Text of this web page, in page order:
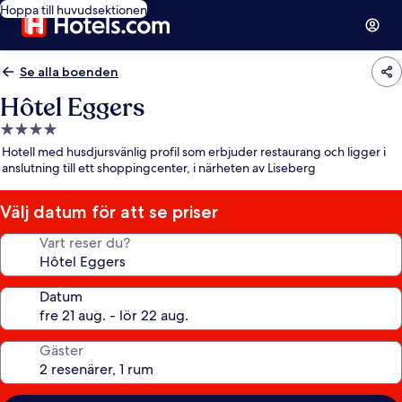
Hoppa till huvudsektionen
Se alla boenden
Hôtel Eggers
4.0-
stjärnigt
boende
Hotell med husdjursvänlig profil som erbjuder restaurang och ligger i
anslutning till ett shoppingcenter, i närheten av Liseberg
Välj datum för att se priser
Vart reser du?
Datum
Gäster